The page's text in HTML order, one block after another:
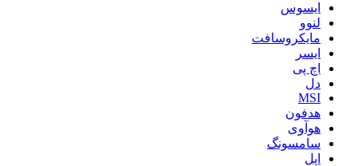
ایسوس
لنوو
مایکروسافت
ایسر
اچ پی
دل
MSI
هدفون
هوآوی
سامسونگ
اپل